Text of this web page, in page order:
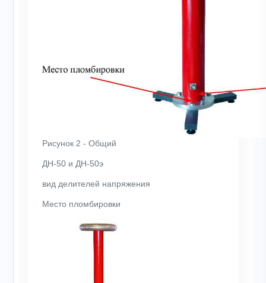
Рисунок 2 - Общий
ДН-50 и ДН-50э
вид делителей напряжения
Место пломбировки